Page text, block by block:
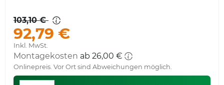
103,10 €
92,79 €
Inkl. MwSt.
Montagekosten ab 26,00 €
Onlinepreis. Vor Ort sind Abweichungen möglich.